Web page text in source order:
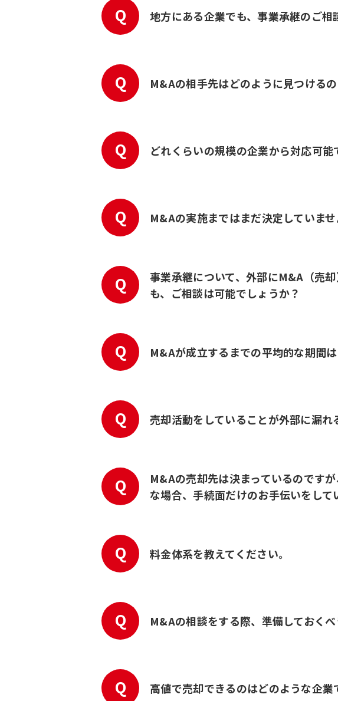
Q 地方にある企業でも、事業承継のご相
Q M&Aの相手先はどのように見つける
Q どれくらいの規模の企業から対応可能
Q M&Aの実施まではまだ決定していま
Q
事業承継について、外部にM&A（売
も、ご相談は可能でしょうか？
Q M&Aが成立するまでの平均的な期間
Q 売却活動をしていることが外部に漏れ
Q
M&Aの売却先は決まっているのです
な場合、手続面だけのお手伝いをして
Q 料金体系を教えてください。
Q M&Aの相談をする際、準備しておく
Q 高値で売却できるのはどのような企業